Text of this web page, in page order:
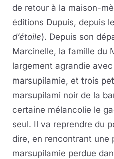
de retour à la maison-
éditions Dupuis, depuis
d’étoile). Depuis son
Marcinelle, la famille du
largement agrandie
marsupilamie, et trois
marsupilami noir de la
certaine mélancolie le
seul. Il va reprendre du
dire, en rencontrant une
marsupilamie perdue